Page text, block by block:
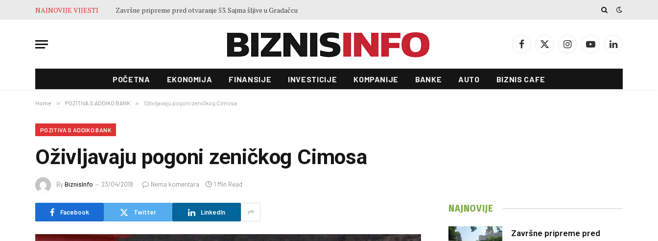
NAJNOVIJE VIJESTI
Facebook
X
InstagramYouTubeLinkedIn
POČETNA EKONOMIJA FINANSIJE INVESTICIJE KOMPANIJE BANKE AUTO BIZNIS CAFE
Home » POZITIVA S ADDIKO BANK » Oživljavaju pogoni zeničkog Cimosa
POZITIVA S ADDIKO BANK
Oživljavaju pogoni zeničkog Cimosa
ByBiznisInfo 23/04/2018 Nema komentara 1 Min Read
Facebook Twitter LinkedIn NAJNOVIJE
Završne pripreme pred